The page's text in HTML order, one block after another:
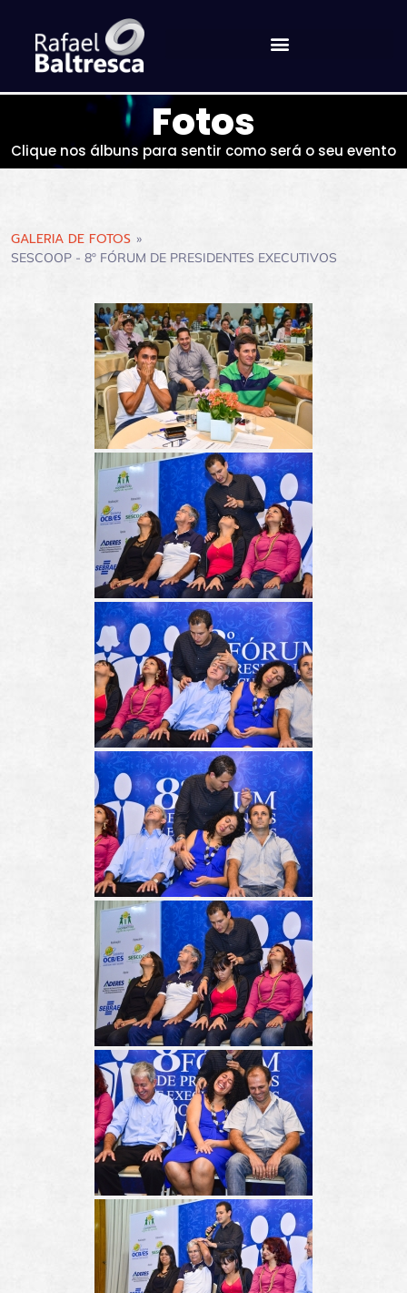
Fotos
Clique nos álbuns para sentir como será o seu evento
GALERIA DE FOTOS »
SESCOOP - 8º FÓRUM DE PRESIDENTES EXECUTIVOS